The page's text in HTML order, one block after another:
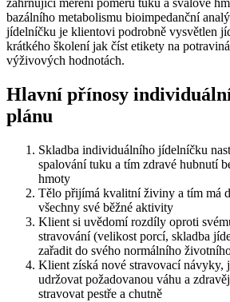
zahrnující měření poměru tuku a svalové
bazálního metabolismu bioimpedanční
jídelníčku je klientovi podrobně vysvětlen
krátkého školení jak číst etikety na
výživových hodnotách.
Hlavní přínosy
plánu
Skladba individuálního jídelníčku
spalování tuku a tím zdravé hubnutí
hmoty
Tělo přijímá kvalitní živiny a tím má
všechny své běžné aktivity
Klient si uvědomí rozdíly oproti
stravování (velikost porcí, skladba
zařadit do svého normálního
Klient získá nové stravovací návyky,
udržovat požadovanou váhu a
stravovat pestře a chutně